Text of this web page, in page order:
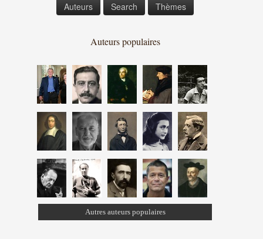
Auteurs Search Thèmes
Auteurs populaires
Autres auteurs populaires